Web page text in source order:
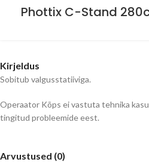
Phottix C-Stand
Kirjeldus
Sobitub valgusstatiiviga.
Operaator Kõps ei vastuta tehnika
tingitud probleemide eest.
Arvustused (0)